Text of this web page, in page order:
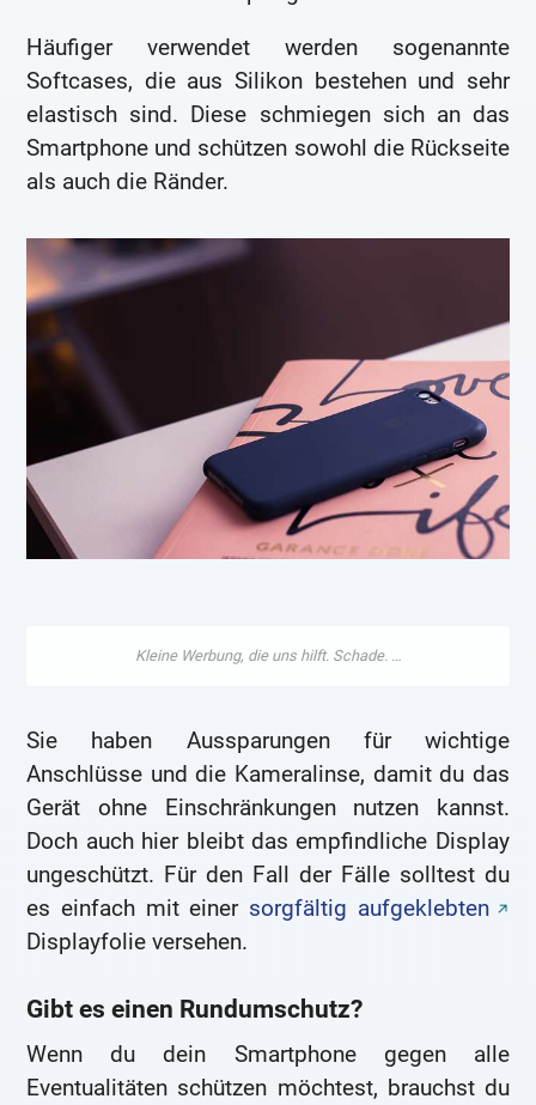
Häufiger verwendet werden sogenannte
Softcases, die aus Silikon bestehen und sehr
elastisch sind. Diese schmiegen sich an das
Smartphone und schützen sowohl die Rückseite
als auch die Ränder.
Sie haben Aussparungen für wichtige
Anschlüsse und die Kameralinse, damit du das
Gerät ohne Einschränkungen nutzen kannst.
Doch auch hier bleibt das empfindliche Display
ungeschützt. Für den Fall der Fälle solltest du
es einfach mit einer sorgfältig aufgeklebten
Displayfolie versehen.
Gibt es einen Rundumschutz?
Wenn du dein Smartphone gegen alle
Eventualitäten schützen möchtest, brauchst du